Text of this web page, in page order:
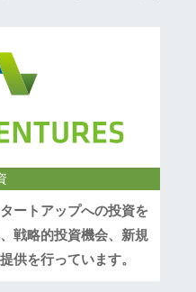
ートアップへの投資を
戦略的投資機会、新規
供を行っています。